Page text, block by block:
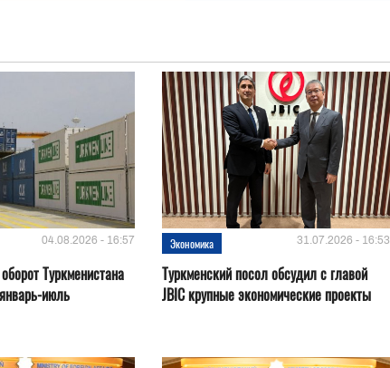
04.08.2026 - 16:57
Туркменистана
июль
Экономика 31.07.2026 - 16:53
Туркменский посол обсудил с главой
JBIC крупные экономические проекты